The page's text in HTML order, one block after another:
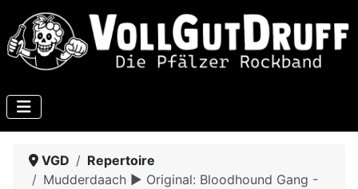
VGD
Repertoire
Mudderdaach ► Original: Bloodhound Gang -